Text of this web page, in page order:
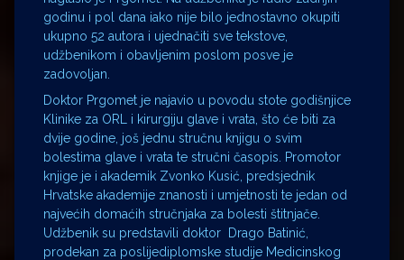
godinu i pol dana iako nije bilo jednostavno okupiti
ukupno 52 autora i ujednačiti sve tekstove,
udžbenikom i obavljenim poslom posve je
zadovoljan.
Doktor Prgomet je najavio u povodu stote godišnjice
Klinike za ORL i kirurgiju glave i vrata, što će biti za
dvije godine, još jednu stručnu knjigu o svim
bolestima glave i vrata te stručni časopis. Promotor
knjige je i akademik Zvonko Kusić, predsjednik
Hrvatske akademije znanosti i umjetnosti te jedan od
najvećih domaćih stručnjaka za bolesti štitnjače.
Udžbenik su predstavili doktor Drago Batinić,
prodekan za poslijediplomske studije Medicinskog